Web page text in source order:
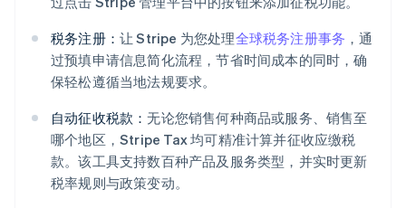
税务注册： 让 Stripe 为您处理全球税务注册事务 ，通
过预填申请信息简化流程，节省时间成本的同时，确
保轻松遵循当地法规要求。
自动征收税款：无论您销售何种商品或服务、销售至
哪个地区，Stripe Tax 均可精准计算并征收应缴税
款。该工具支持数百种产品及服务类型，并实时更新
税率规则与政策变动。
阿联酋
English
爱尔兰